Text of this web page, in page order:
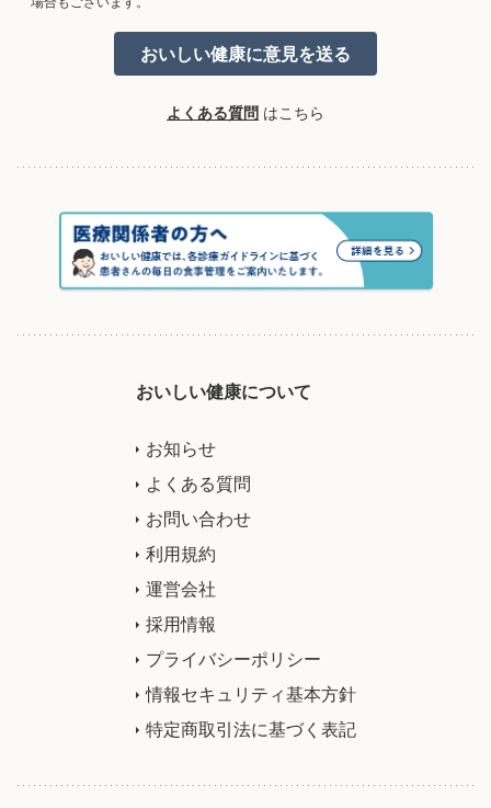
よくある質問 はこちら
おいしい健康について
お知らせ
よくある質問
お問い合わせ
利用規約
運営会社
採用情報
プライバシーポリシー
情報セキュリティ基本方針
特定商取引法に基づく表記